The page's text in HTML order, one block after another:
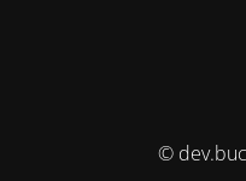
©